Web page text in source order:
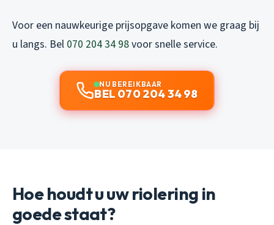
Voor een nauwkeurige prijsopgave komen we graag bij
u langs. Bel 070 204 34 98voor snelle service.
NU BEREIKBAAR
BEL 070 204 34 98
Hoe houdt u uw riolering in
goede staat?